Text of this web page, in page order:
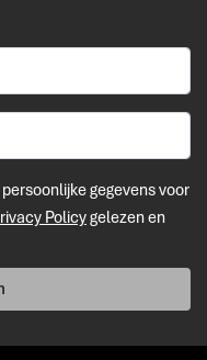
gegevens voor
Policygelezen en